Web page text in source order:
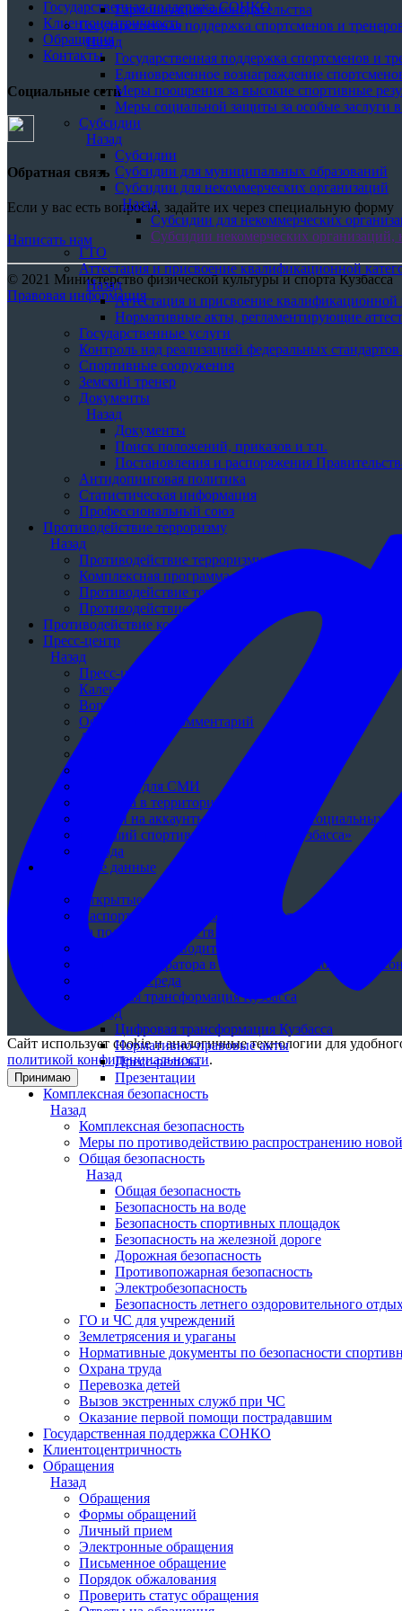
Гармонизация законодательства
Государственная поддержка спортсменов и
Назад
Государственная поддержка спортсменов и
Единовременное вознаграждение
Меры поощрения за высокие спортивные
Меры социальной защиты за особые заслуги
Субсидии
Назад
Субсидии
Субсидии для муниципальных образований
Субсидии для некоммерческих организаций
Назад
Субсидии для некоммерческих
Субсидии некомерческих
ГТО
Аттестация и присвоение квалификационной
Назад
Аттестация и присвоение квалификационной
Нормативные акты, регламентирующие
Государственные услуги
Контроль над реализацией федеральных
Спортивные сооружения
Земский тренер
Документы
Назад
Документы
Поиск положений, приказов и т.п.
Постановления и распоряжения
Антидопинговая политика
Статистическая информация
Профессиональный союз
Противодействие терроризму
Назад
Противодействие терроризму
Комплексная программа противодействия
Противодействие терроризму
Противодействие экстремизму
Противодействие коррупции
Пресс-центр
Назад
Пресс-центр
Календарь событий
Вопрос-ответ
Официальный комментарий
Анонсы
Контакты для СМИ
Рассылка в территории
Ссылки на аккаунты министерства в социальных
«Лучший спортивный журналист Кузбасса»
Погода
Открытые данные
Открытые данные
Паспорт набора данных «О расходовании
на поддержку средств массовой информации за
Аттестация руководителей
Политика оператора в отношении обработки
Доступная среда
Цифровая трансформация Кузбасса
Назад
Цифровая трансформация Кузбасса
Нормативно-правовые акты
Пресс-релизы
Презентации
Комплексная безопасность
Назад
Комплексная безопасность
Меры по противодействию распространению
Общая безопасность
Назад
Общая безопасность
Безопасность на воде
Безопасность спортивных площадок
Безопасность на железной дороге
Дорожная безопасность
Противопожарная безопасность
Электробезопасность
Безопасность летнего оздоровительного
ГО и ЧС для учреждений
Землетрясения и ураганы
Нормативные документы по безопасности
Охрана труда
Перевозка детей
Вызов экстренных служб при ЧС
Оказание первой помощи пострадавшим
Государственная поддержка СОНКО
Клиентоцентричность
Обращения
Назад
Обращения
Формы обращений
Личный прием
Электронные обращения
Письменное обращение
Порядок обжалования
Проверить статус обращения
Государственная поддержка СОНКО
Клиентоцентричность
Обращения
Контакты
Социальные сети
Обратная связь
Если у вас есть вопросы, задайте их через специальную форму
Написать нам
© 2021 Министерство физической культуры и спорта Кузбасса
Правовая информация
Сайт использует cookie и аналогичные технологии для
политикой конфиденциальности.
Принимаю